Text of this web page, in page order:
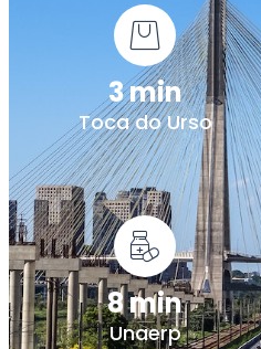
3 min
Toca do Urso
8 min
Unaerp